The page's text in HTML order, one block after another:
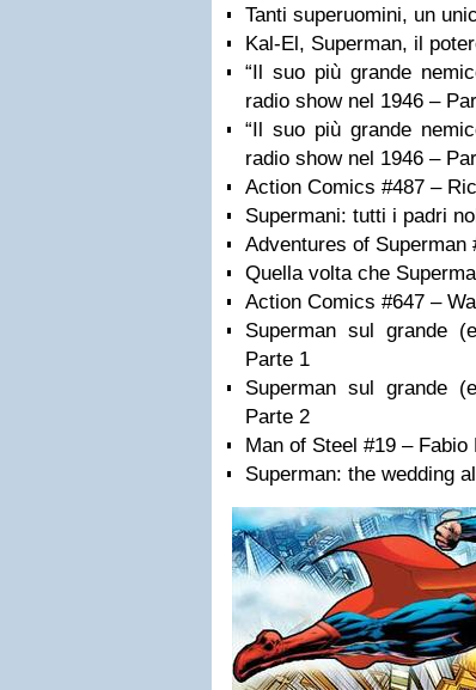
Tanti superuomini, un
Kal-El, Superman, il
“Il suo più grande
radio show nel 1946 –
“Il suo più grande
radio show nel 1946 –
Action Comics #487 –
Supermani: tutti i padri
Adventures of Superman
Quella volta che
Action Comics #647 –
Superman sul grande
Parte 1
Superman sul grande
Parte 2
Man of Steel #19 – Fabio
Superman: the wedding